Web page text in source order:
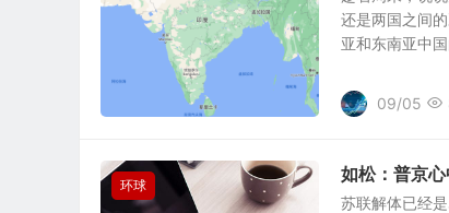
还是两国之间
亚和东南亚中
09/05
环球
如松：普京
苏联解体已经